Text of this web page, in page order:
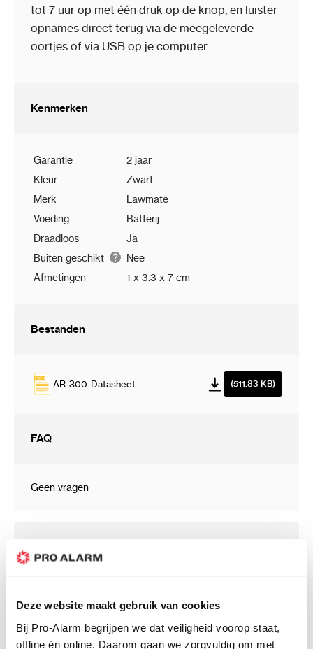
Deze website maakt gebruik van cookies
Bij Pro-Alarm begrijpen we dat veiligheid voorop staat,
offline én online. Daarom gaan we zorgvuldig om met
tot 7 uur op met één druk op de knop, en luister
opnames direct terug via de meegeleverde
oortjes of via USB op je computer.
Kenmerken
Garantie
2 jaar
Kleur
Zwart
Merk
Lawmate
Voeding
Batterij
Draadloos
Ja
Buiten geschikt
Nee
Afmetingen
1 x 3.3 x 7 cm
Bestanden
AR-300-Datasheet (511.83 KB)
FAQ
Geen vragen
De LawMate AR‑300 is een discrete
autosleutel, maar in werkelijkheid